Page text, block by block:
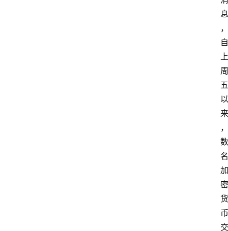
息
，
自
上
周
五
以
来
，
数
名
加
密
货
币
交